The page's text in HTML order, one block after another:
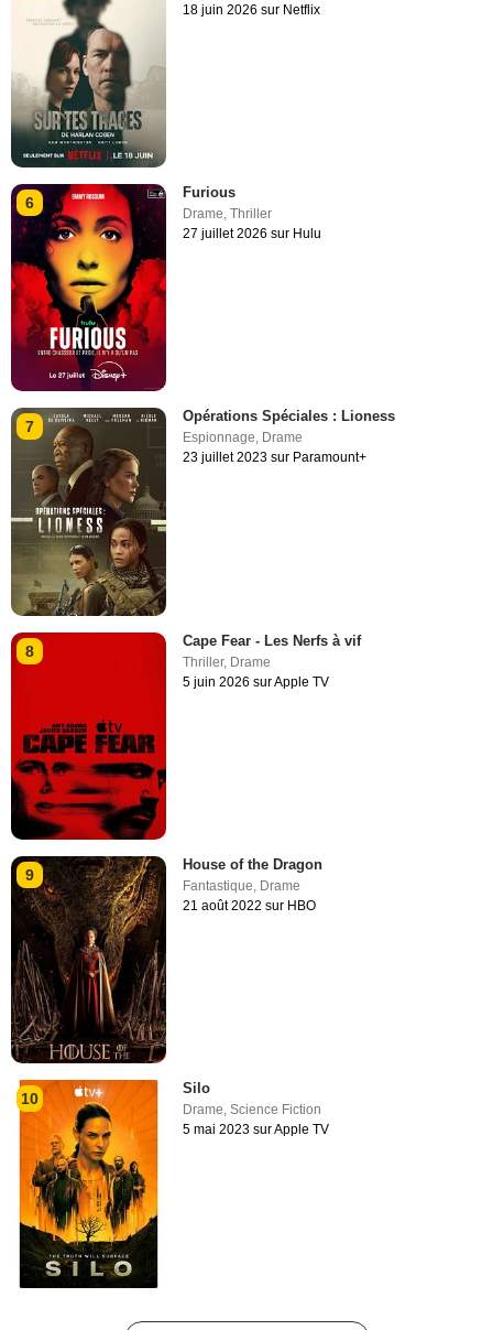
18 juin 2026 sur Netflix
6
Furious
Drame,Thriller
27 juillet 2026 sur Hulu
7
Opérations Spéciales : Lioness
Espionnage, Drame
23 juillet 2023 sur Paramount+
8
Cape Fear - Les Nerfs à vif
Thriller, Drame
5 juin 2026 sur Apple TV
9
House of the Dragon
Fantastique, Drame
21 août 2022 sur HBO
10
Silo
Drame,Science Fiction
5 mai 2023 sur Apple TV